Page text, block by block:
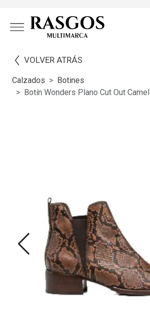
VOLVER ATRÁS
Calzados
Botines
Botín Wonders Plano Cut Out Camel